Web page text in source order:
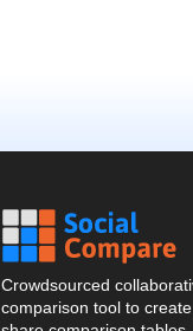
Crowdsourced
comparison tool to